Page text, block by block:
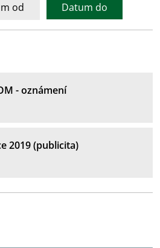
od Datum do
- oznámení
2019 (publicita)